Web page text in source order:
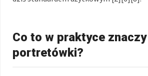
Co to w praktyce
portretówki?